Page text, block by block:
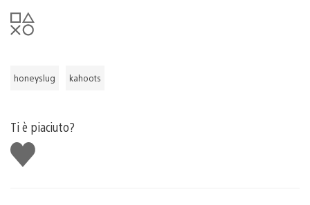
honeyslug kahoots
Ti è piaciuto?
Mi
piace